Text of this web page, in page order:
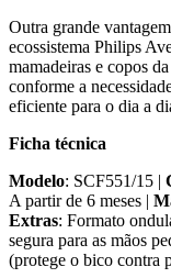
Outra grande
ecossistema Philips
mamadeiras e copos
conforme a
eficiente para o dia a
Ficha técnica
Modelo: SCF551/15 |
A partir de 6 meses |
Extras: Formato
segura para as mãos
(protege o bico contra